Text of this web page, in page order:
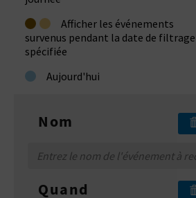
•
Afficher les événements
survenus pendant la date de filtrage
spécifiée
Aujourd'hui
Nom
Quand